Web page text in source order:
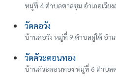
หมู่ที่ 4 ตำบลตาลชุม อำเภอเวียง
วัดคอวัง
บ้านคอวัง หมู่ที่ 9 ตำบลดู่ใต้ อำเ
วัดคัวะดอนทอง
บ้านคัวะดอนทอง หมู่ที่ 6 ตำบล